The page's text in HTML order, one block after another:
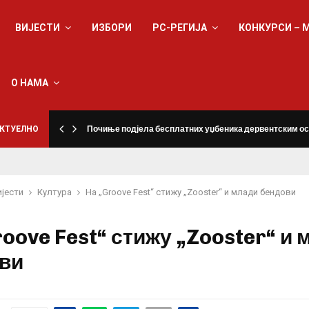
ВИЈЕСТИ ИЗБОРИ РС-РЕГИЈА КОНКУРСИ –
О НАМА
Почиње подјела бесплатних уџбеника дервентским
Култура На „Groove Fest“ стижу „Zooster“ и млади бендови
Fest“ стижу „Zooster“ и